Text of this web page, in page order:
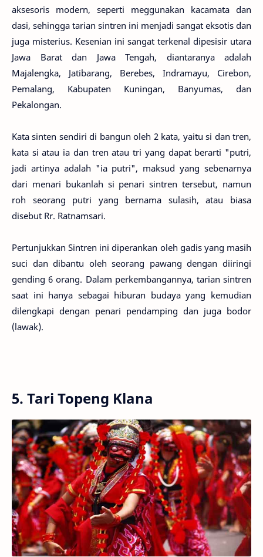
aksesoris modern, seperti meggunakan kacamata dan
dasi, sehingga tarian sintren ini menjadi sangat eksotis dan
juga misterius. Kesenian ini sangat terkenal dipesisir utara
Jawa Barat dan Jawa Tengah, diantaranya adalah
Majalengka, Jatibarang, Berebes, Indramayu, Cirebon,
Pemalang, Kabupaten Kuningan, Banyumas, dan
Pekalongan.
Kata sinten sendiri di bangun oleh 2 kata, yaitu si dan tren,
kata si atau ia dan tren atau tri yang dapat berarti "putri,
jadi artinya adalah "ia putri", maksud yang sebenarnya
dari menari bukanlah si penari sintren tersebut, namun
roh seorang putri yang bernama sulasih, atau biasa
disebut Rr. Ratnamsari.
Pertunjukkan Sintren ini diperankan oleh gadis yang masih
suci dan dibantu oleh seorang pawang dengan diiringi
gending 6 orang. Dalam perkembangannya, tarian sintren
saat ini hanya sebagai hiburan budaya yang kemudian
dilengkapi dengan penari pendamping dan juga bodor
(lawak).
5. Tari Topeng Klana